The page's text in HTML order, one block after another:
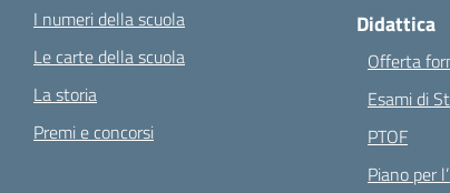
I numeri della scuola
Le carte della scuola
La storia
Premi e concorsi
Didattica
Offerta
Esami di
PTOF
Piano per